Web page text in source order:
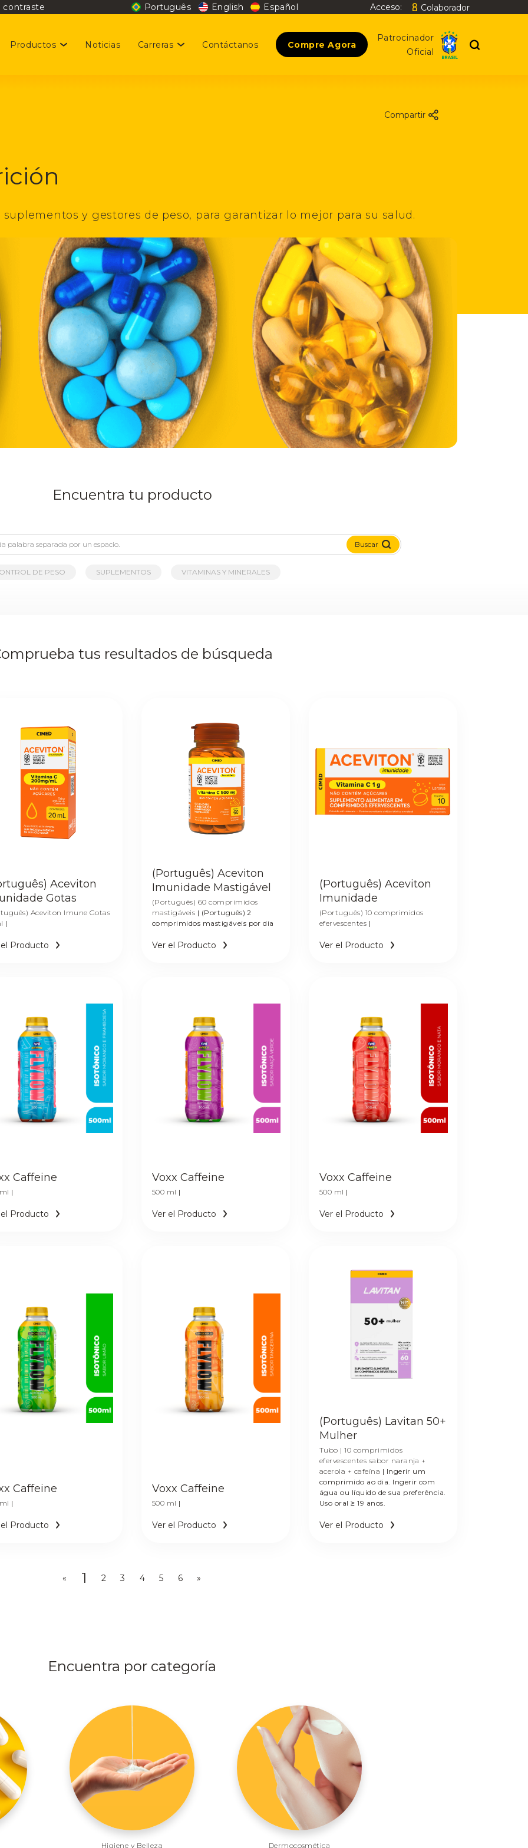
Buscar
Português English Español Acceso: Colaborador
con inversionistas
Productos Noticias Carreras Contáctanos Compre Agora
Patrocinador
Oficial
Compartir
y gestores de peso, para garantizar lo mejor para su salud.
Encuentra tu producto
Buscar
DE PESO SUPLEMENTOS VITAMINAS Y MINERALES
tus resultados de búsqueda
Aceviton
Gotas
Aceviton Imune Gotas
|
Producto
(Português) Aceviton
Imunidade Mastigável
(Português) 60 comprimidos
mastigáveis | (Português) 2
comprimidos mastigáveis por dia
Ver el Producto
(Português) Aceviton
Imunidade
(Português) 10 comprimidos
efervescentes |
Ver el Producto
Caffeine
|
Producto
Voxx Caffeine
500 ml |
Ver el Producto
Voxx Caffeine
500 ml |
Ver el Producto
Caffeine
|
Producto
Voxx Caffeine
500 ml |
Ver el Producto
(Português) Lavitan 50+
Mulher
Tubo | 10 comprimidos
efervescentes sabor naranja +
acerola + cafeína | Ingerir um
comprimido ao dia. Ingerir com
água ou líquido de sua preferência.
Uso oral ≥ 19 anos.
Ver el Producto
« 1 2 3 4 5 6 »
Encuentra por categoría
Higiene y Belleza Dermocosmética